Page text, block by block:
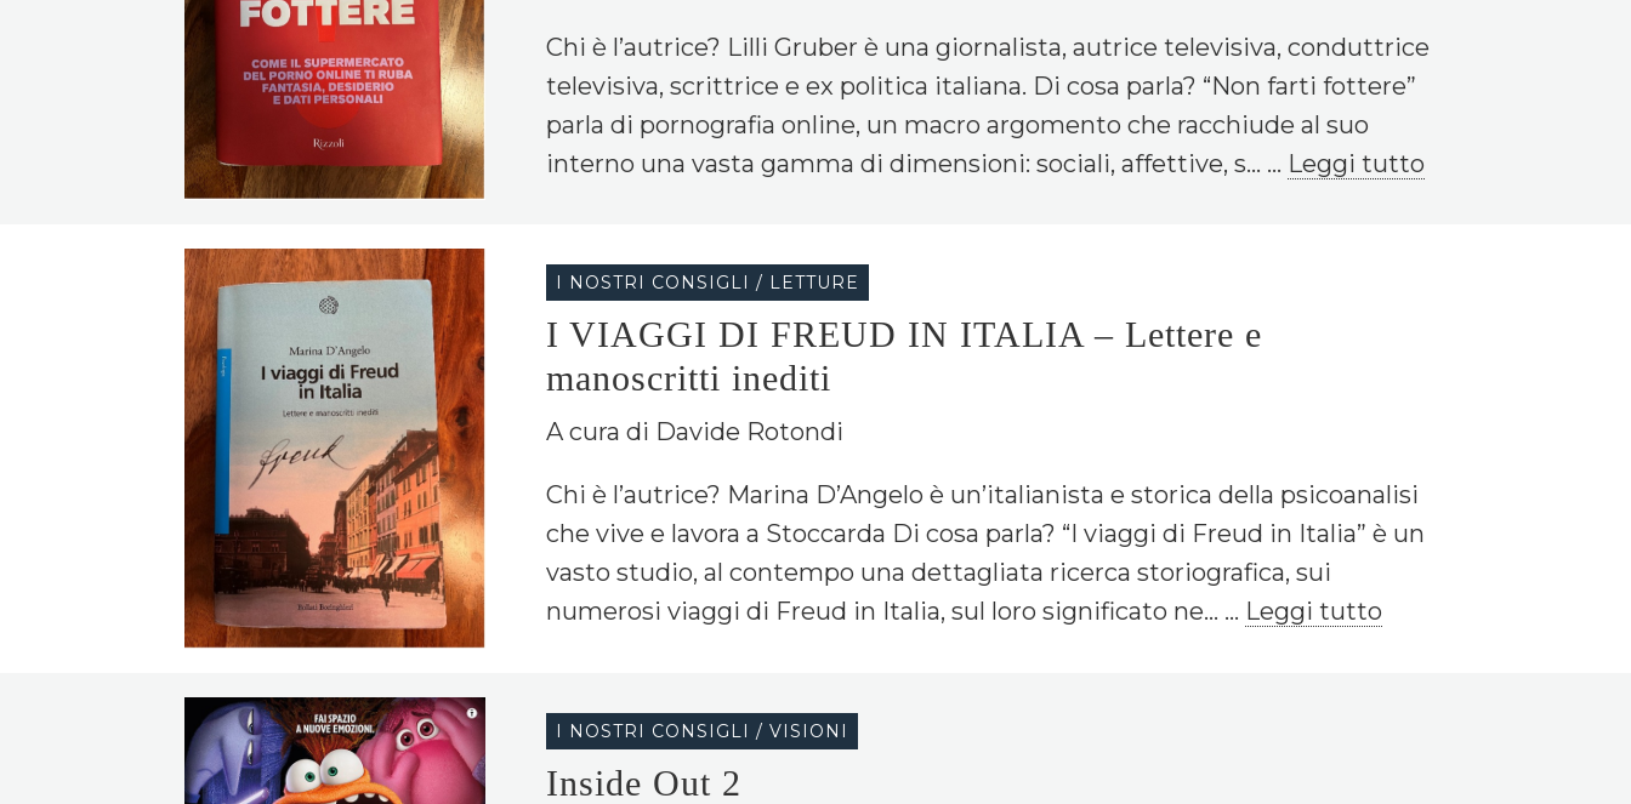
Chi è l’autrice? Lilli Gruber è una giornalista, autrice televisiva, conduttrice
televisiva, scrittrice e ex politica italiana. Di cosa parla? “Non farti fottere”
parla di pornografia online, un macro argomento che racchiude al suo
interno una vasta gamma di dimensioni: sociali, affettive, s... ... Leggi tutto
I NOSTRI CONSIGLI / LETTURE
I VIAGGI DI FREUD IN ITALIA – Lettere e
manoscritti inediti
A cura di Davide Rotondi
Chi è l’autrice? Marina D’Angelo è un’italianista e storica della psicoanalisi
che vive e lavora a Stoccarda Di cosa parla? “I viaggi di Freud in Italia” è un
vasto studio, al contempo una dettagliata ricerca storiografica, sui
numerosi viaggi di Freud in Italia, sul loro significato ne... ... Leggi tutto
I NOSTRI CONSIGLI / VISIONI
Inside Out 2